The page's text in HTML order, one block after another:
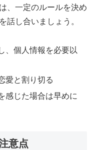
、一定のルールを決め
話し合いましょう。
、個人情報を必要以
愛と割り切る
感じた場合は早めに
意点